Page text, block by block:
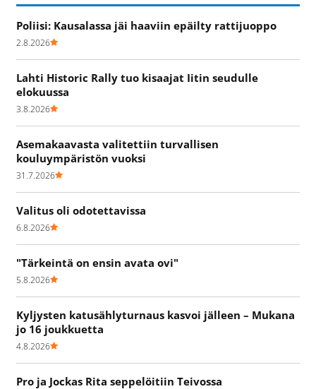
Poliisi: Kausalassa jäi haaviin epäilty rattijuoppo
2.8.2026
Lahti Historic Rally tuo kisaajat Iitin seudulle
elokuussa
3.8.2026
Asemakaavasta valitettiin turvallisen
kouluympäristön vuoksi
31.7.2026
Valitus oli odotettavissa
6.8.2026
"Tärkeintä on ensin avata ovi"
5.8.2026
Kyljysten katusählyturnaus kasvoi jälleen – Mukana
jo 16 joukkuetta
4.8.2026
Pro ja Jockas Rita seppelöitiin Teivossa